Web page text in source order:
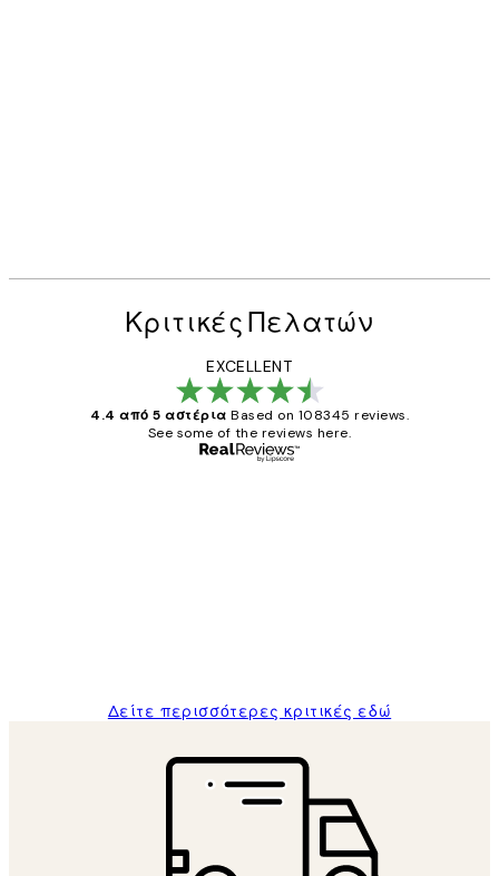
Κριτικές Πελατών
EXCELLENT
4.4 από 5 αστέρια Based on 108345 reviews.
See some of the reviews here.
Δείτε περισσότερες κριτικές εδώ